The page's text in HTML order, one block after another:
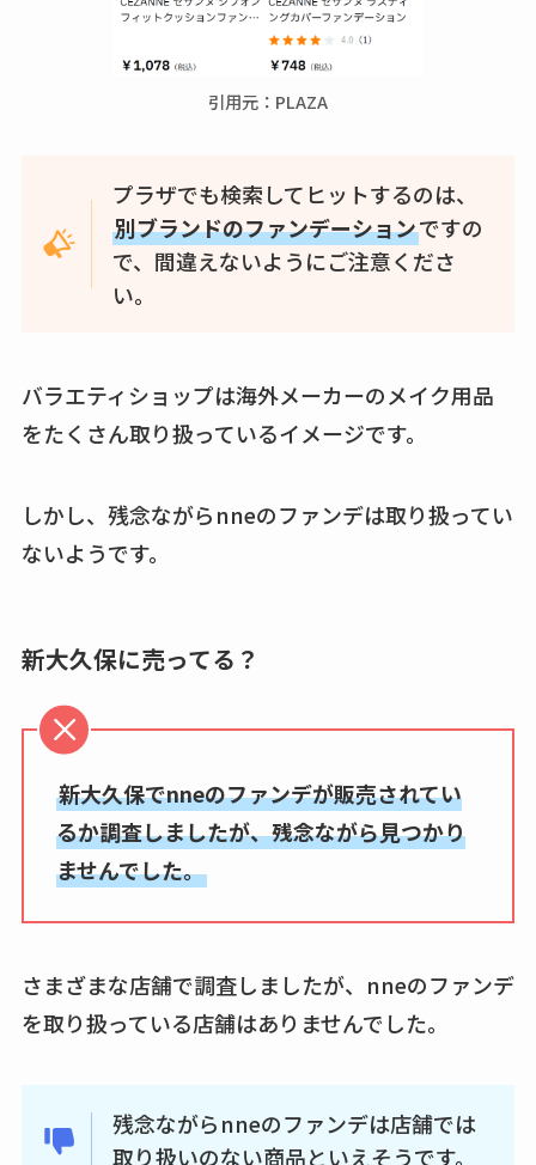
引用元：PLAZA
プラザでも検索してヒットするのは、
別ブランドのファンデーションですの
で、間違えないようにご注意くださ
い。
バラエティショップは海外メーカーのメイク用品
をたくさん取り扱っているイメージです。
しかし、残念ながらnneのファンデは取り扱ってい
ないようです。
新大久保に売ってる？
新大久保でnneのファンデが販売されてい
るか調査しましたが、残念ながら見つかり
ませんでした。
さまざまな店舗で調査しましたが、nneのファンデ
を取り扱っている店舗はありませんでした。
残念ながらnneのファンデは店舗では
取り扱いのない商品といえそうです。